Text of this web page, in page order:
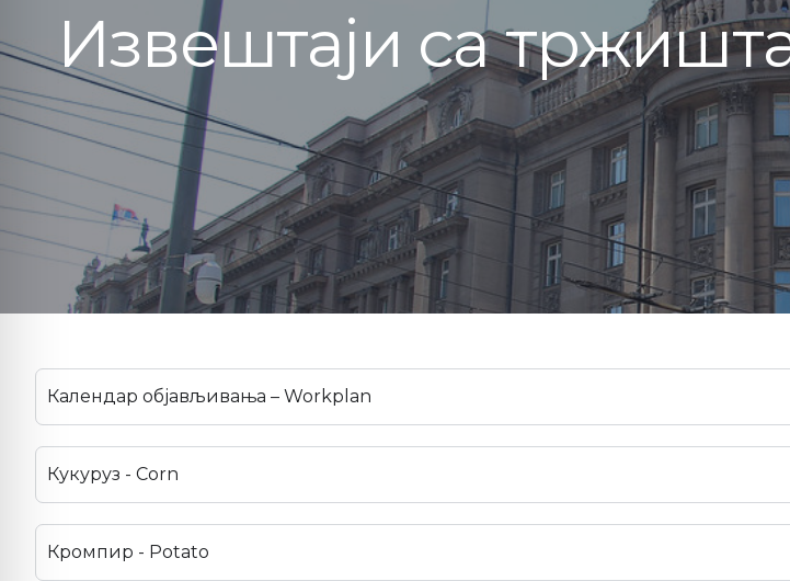
Извештаји са
Календар објављивања – Workplan
Кукуруз - Corn
Кромпир - Potato